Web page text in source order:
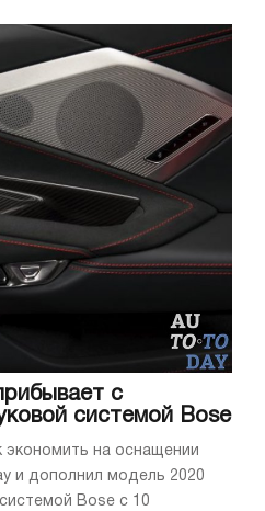
с
системой Bose
на оснащении
и дополнил модель 2020
Bose с 10